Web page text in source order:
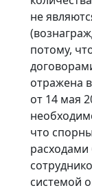
не
потому,
отражена в
от 14 мая
что
системой